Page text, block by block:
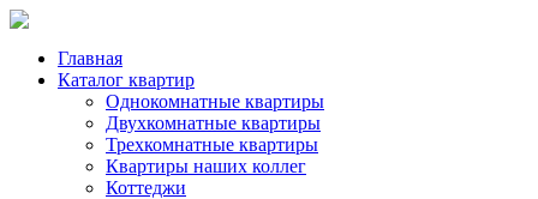
Главная
Каталог квартир
Однокомнатные квартиры
Двухкомнатные квартиры
Трехкомнатные квартиры
Квартиры наших коллег
Коттеджи